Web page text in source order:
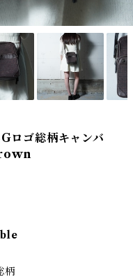
ロゴ総柄キャンバ
柄